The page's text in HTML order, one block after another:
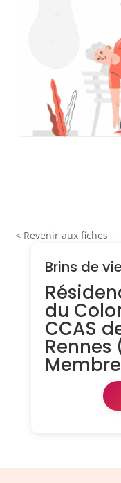
< Revenir aux fiches
Brins de
du
CCAS